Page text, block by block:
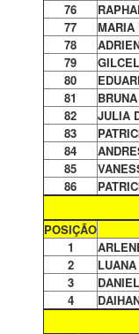
76
77
MARIA
78
79
80
81
82
JULIA
83
84
85
86
POSIÇÃO
1
2
3
4